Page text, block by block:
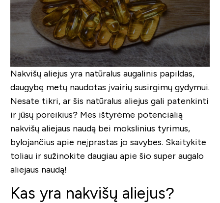
Nakvišų aliejus yra natūralus augalinis papildas,
daugybę metų naudotas įvairių susirgimų gydymui.
Nesate tikri, ar šis natūralus aliejus gali patenkinti
ir jūsų poreikius? Mes ištyrėme potencialią
nakvišų aliejaus naudą bei mokslinius tyrimus,
bylojančius apie neįprastas jo savybes. Skaitykite
toliau ir sužinokite daugiau apie šio super augalo
aliejaus naudą!
Kas yra nakvišų aliejus?